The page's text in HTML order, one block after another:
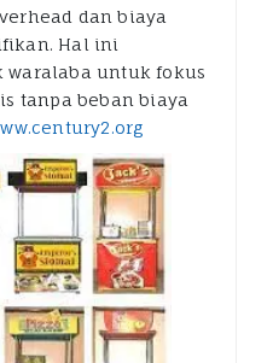
dan biaya
Hal ini
untuk fokus
tanpa beban biaya